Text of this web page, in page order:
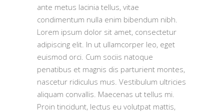
ante metus lacinia tellus, vitae
condimentum nulla enim bibendum nibh.
Lorem ipsum dolor sit amet, consectetur
adipiscing elit. In ut ullamcorper leo, eget
euismod orci. Cum sociis natoque
penatibus et magnis dis parturient montes,
nascetur ridiculus mus. Vestibulum ultricies
aliquam convallis. Maecenas ut tellus mi.
Proin tincidunt, lectus eu volutpat mattis,